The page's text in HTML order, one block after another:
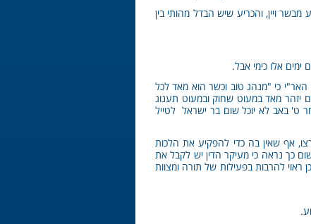
ויין, והכריע שיש הבדל מהותי בין
אלו כימי אבל.
כי "מנהג טוב וכשר הוא מאד לכל
יזהר מאד במעוט שחוק ובמעוט תענוג
ט' באב לא יוכל שום בר ישראל לטייל
אף שאין בה כדי להפקיע את הלכות
כך נראה כי מעיקר הדין יש לקבל את
להרבות בפעילות של תורה ומצוות